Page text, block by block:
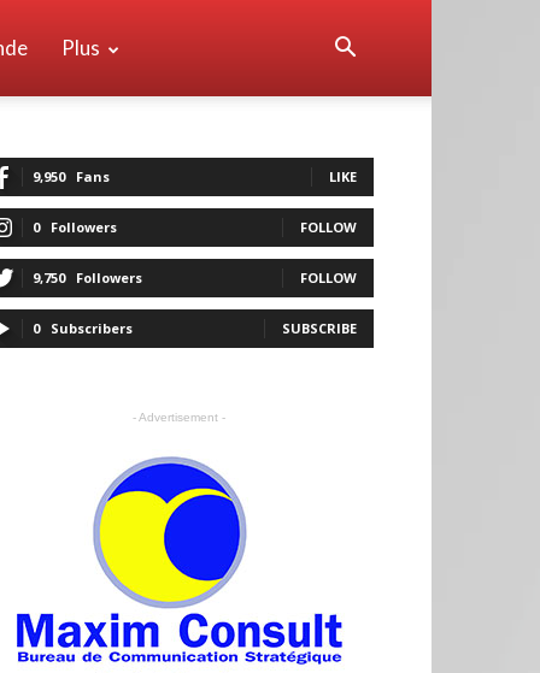
Plus
9,950 Fans LIKE
0 Followers FOLLOW
9,750 Followers FOLLOW
0 Subscribers SUBSCRIBE
- Advertisement -